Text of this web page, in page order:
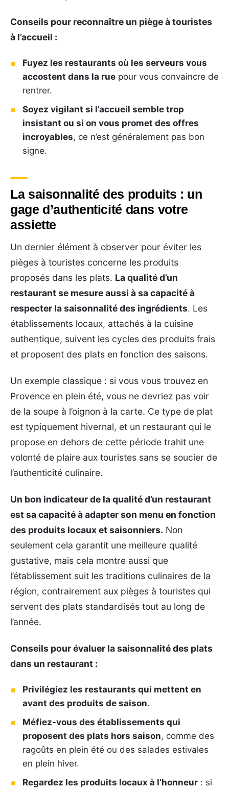
Conseils pour reconnaître un piège à touristes
à l’accueil :
Fuyez les restaurants où les serveurs vous
accostent dans la rue pour vous convaincre de
rentrer.
Soyez vigilant si l’accueil semble trop
insistant ou si on vous promet des offres
incroyables, ce n’est généralement pas bon
signe.
La saisonnalité des produits : un
gage d’authenticité dans votre
assiette
Un dernier élément à observer pour éviter les
pièges à touristes concerne les produits
proposés dans les plats. La qualité d’un
restaurant se mesure aussi à sa capacité à
respecter la saisonnalité des ingrédients. Les
établissements locaux, attachés à la cuisine
authentique, suivent les cycles des produits frais
et proposent des plats en fonction des saisons.
Un exemple classique : si vous vous trouvez en
Provence en plein été, vous ne devriez pas voir
de la soupe à l’oignon à la carte. Ce type de plat
est typiquement hivernal, et un restaurant qui le
propose en dehors de cette période trahit une
volonté de plaire aux touristes sans se soucier de
l’authenticité culinaire.
Un bon indicateur de la qualité d’un restaurant
est sa capacité à adapter son menu en fonction
des produits locaux et saisonniers. Non
seulement cela garantit une meilleure qualité
gustative, mais cela montre aussi que
l’établissement suit les traditions culinaires de la
région, contrairement aux pièges à touristes qui
servent des plats standardisés tout au long de
l’année.
Conseils pour évaluer la saisonnalité des plats
dans un restaurant :
Privilégiez les restaurants qui mettent en
avant des produits de saison.
Méfiez-vous des établissements qui
proposent des plats hors saison, comme des
ragoûts en plein été ou des salades estivales
en plein hiver.
Regardez les produits locaux à l’honneur : si